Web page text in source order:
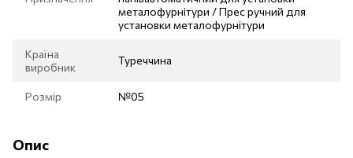
металофурнітури / Прес ручний для
установки металофурнітури
Країна
виробник
Туреччина
Розмір №05
Опис